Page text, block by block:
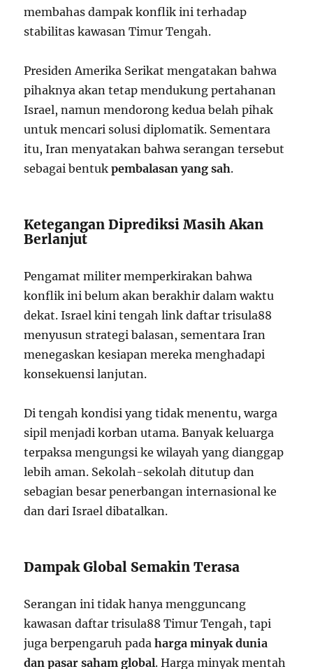
membahas dampak konflik ini terhadap
stabilitas kawasan Timur Tengah.
Presiden Amerika Serikat mengatakan bahwa
pihaknya akan tetap mendukung pertahanan
Israel, namun mendorong kedua belah pihak
untuk mencari solusi diplomatik. Sementara
itu, Iran menyatakan bahwa serangan tersebut
sebagai bentukpembalasan yang sah.
Ketegangan Diprediksi Masih Akan
Berlanjut
Pengamat militer memperkirakan bahwa
konflik ini belum akan berakhir dalam waktu
dekat. Israel kini tengah link daftar trisula88
menyusun strategi balasan, sementara Iran
menegaskan kesiapan mereka menghadapi
konsekuensi lanjutan.
Di tengah kondisi yang tidak menentu, warga
sipil menjadi korban utama. Banyak keluarga
terpaksa mengungsi ke wilayah yang dianggap
lebih aman. Sekolah-sekolah ditutup dan
sebagian besar penerbangan internasional ke
dan dari Israel dibatalkan.
Dampak Global Semakin Terasa
Serangan ini tidak hanya mengguncang
kawasan daftar trisula88 Timur Tengah, tapi
juga berpengaruh padaharga minyak dunia
dan pasar saham global. Harga minyak mentah